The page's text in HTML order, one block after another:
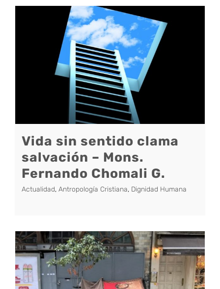
Vida sin sentido clama
salvación – Mons.
Fernando Chomali G.
Actualidad, Antropología Cristiana, Dignidad Humana